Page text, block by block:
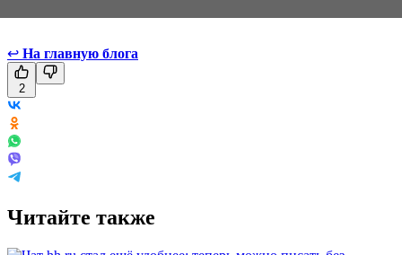
↩ На главную блога
2
Читайте также